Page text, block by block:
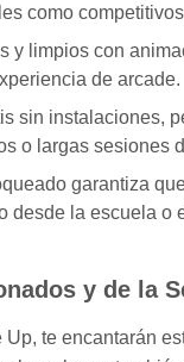
como
y limpios con
de arcade.
sin instalaciones,
o largas sesiones
garantiza
desde la escuela o
y de la
Up, te encantarán